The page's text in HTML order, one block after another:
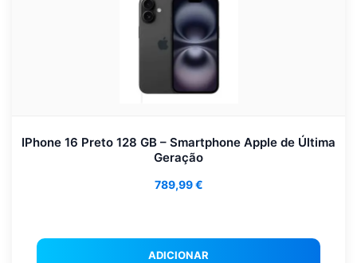
IPhone 16 Preto 128 GB – Smartphone Apple de Última
Geração
789,99€
ADICIONAR